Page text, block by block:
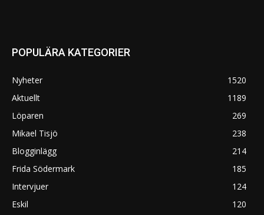
POPULÄRA KATEGORIER
Nyheter
1520
Aktuellt
1189
Löparen
269
Mikael Tisjö
238
Blogginlägg
214
Frida Södermark
185
Intervjuer
124
Eskil
120